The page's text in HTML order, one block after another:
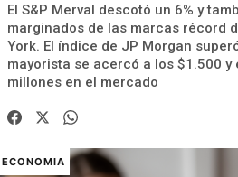
El S&P Merval descotó un 6% y
marginados de las marcas récord
York. El índice de JP Morgan
mayorista se acercó a los $1.500 y
millones en el mercado
ECONOMIA